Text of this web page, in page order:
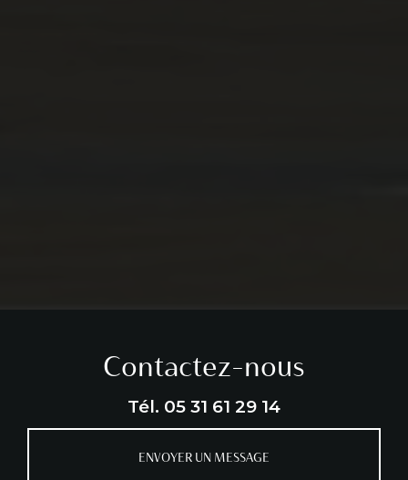
Contactez-nous
Tél. 05 31 61 29 14
ENVOYER UN MESSAGE